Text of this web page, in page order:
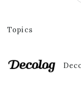
Topics